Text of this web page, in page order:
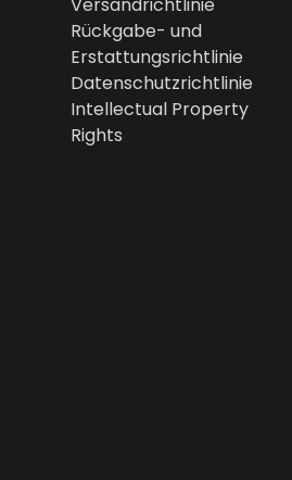
Rückgabe- und
Erstattungsrichtlinie
Datenschutzrichtlinie
Intellectual Property
Rights